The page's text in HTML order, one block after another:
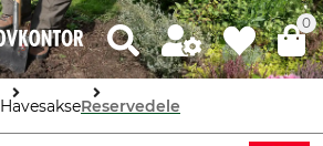
0
HavesakseReservedele